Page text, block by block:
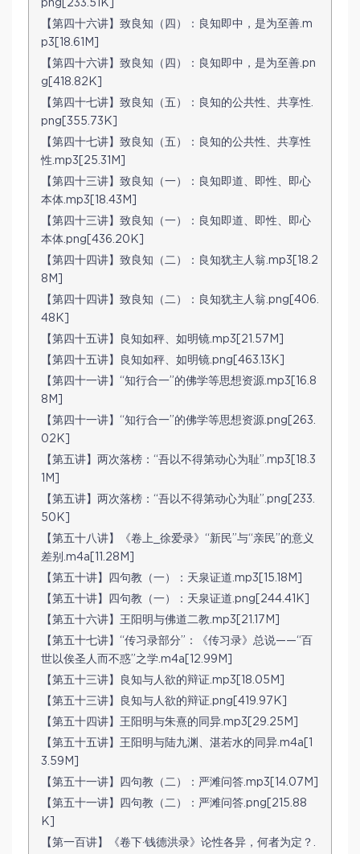
png[233.51K]
【第四十六讲】致良知（四）：良知即中，是为至善.m
p3[18.61M]
【第四十六讲】致良知（四）：良知即中，是为至善.pn
g[418.82K]
【第四十七讲】致良知（五）：良知的公共性、共享性.
png[355.73K]
【第四十七讲】致良知（五）：良知的公共性、共享性
性.mp3[25.31M]
【第四十三讲】致良知（一）：良知即道、即性、即心
本体.mp3[18.43M]
【第四十三讲】致良知（一）：良知即道、即性、即心
本体.png[436.20K]
【第四十四讲】致良知（二）：良知犹主人翁.mp3[18.2
8M]
【第四十四讲】致良知（二）：良知犹主人翁.png[406.
48K]
【第四十五讲】良知如秤、如明镜.mp3[21.57M]
【第四十五讲】良知如秤、如明镜.png[463.13K]
【第四十一讲】“知行合一”的佛学等思想资源.mp3[16.8
8M]
【第四十一讲】“知行合一”的佛学等思想资源.png[263.
02K]
【第五讲】两次落榜：“吾以不得第动心为耻”.mp3[18.3
1M]
【第五讲】两次落榜：“吾以不得第动心为耻”.png[233.
50K]
【第五十八讲】《卷上_徐爱录》“新民”与“亲民”的意义
差别.m4a[11.28M]
【第五十讲】四句教（一）：天泉证道.mp3[15.18M]
【第五十讲】四句教（一）：天泉证道.png[244.41K]
【第五十六讲】王阳明与佛道二教.mp3[21.17M]
【第五十七讲】“传习录部分”：《传习录》总说——“百
世以俟圣人而不惑”之学.m4a[12.99M]
【第五十三讲】良知与人欲的辩证.mp3[18.05M]
【第五十三讲】良知与人欲的辩证.png[419.97K]
【第五十四讲】王阳明与朱熹的同异.mp3[29.25M]
【第五十五讲】王阳明与陆九渊、湛若水的同异.m4a[1
3.59M]
【第五十一讲】四句教（二）：严滩问答.mp3[14.07M]
【第五十一讲】四句教（二）：严滩问答.png[215.88
K]
【第一百讲】《卷下·钱德洪录》论性各异，何者为定？.